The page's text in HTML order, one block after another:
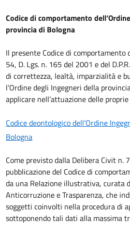
Codice di comportamento
provincia di Bologna
Il presente Codice di comportamento
54, D. Lgs. n. 165 del 2001 e del
di correttezza, lealtà, imparzialità e
l’Ordine degli Ingegneri della
applicare nell’attuazione delle
Codice deontologico dell’Ordine
Bologna
Come previsto dalla Delibera Civit n.
pubblicazione del Codice di
da una Relazione illustrativa, curata
Anticorruzione e Trasparenza, che
soggetti coinvolti nella procedura di
sottoponendo tali dati alla massima